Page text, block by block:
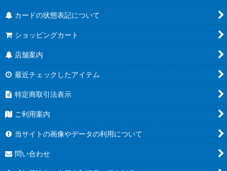
カードの状態表記について
ショッピングカート
店舗案内
最近チェックしたアイテム
特定商取引法表示
ご利用案内
当サイトの画像やデータの利用について
問い合わせ